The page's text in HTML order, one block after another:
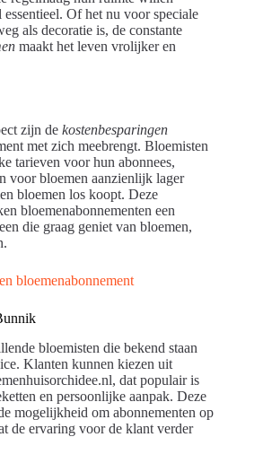
Of het nu voor speciale
als decoratie is, de constante
maakt het leven vrolijker en
zijn de kostenbesparingen
met zich meebrengt. Bloemisten
tarieven voor hun abonnees,
voor bloemen aanzienlijk lager
bloemen los koopt. Deze
bloemenabonnementen een
die graag geniet van bloemen,
bloemisten die bekend staan
Klanten kunnen kiezen uit
dat populair is
en persoonlijke aanpak. Deze
mogelijkheid om abonnementen op
de ervaring voor de klant verder